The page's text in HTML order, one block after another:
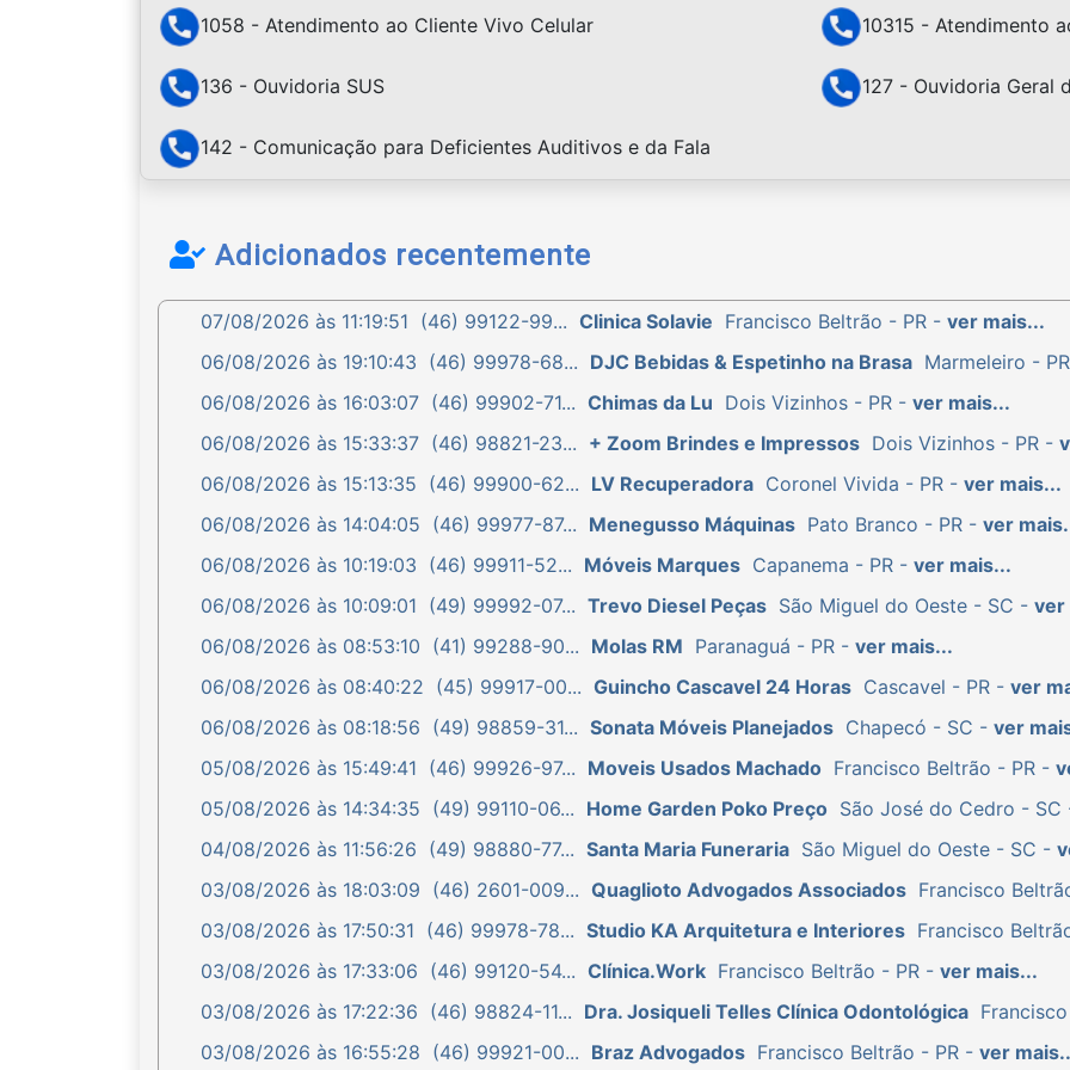
1058 - Atendimento ao Cliente Vivo Celular 10315 - Atendimento
136 - Ouvidoria SUS 127 - Ouvidoria Geral
142 - Comunicação para Deficientes Auditivos e da Fala
Adicionados recentemente
07/08/2026 às 11:19:51 (46) 99122-99... Clinica Solavie Francisco Beltrão - PR - ver mais...
06/08/2026 às 19:10:43 (46) 99978-68... DJC Bebidas & Espetinho na Brasa Marmeleiro -
06/08/2026 às 16:03:07 (46) 99902-71... Chimas da Lu Dois Vizinhos - PR - ver mais...
06/08/2026 às 15:33:37 (46) 98821-23... + Zoom Brindes e Impressos Dois Vizinhos - PR -
06/08/2026 às 15:13:35 (46) 99900-62... LV Recuperadora Coronel Vivida - PR - ver mais...
06/08/2026 às 14:04:05 (46) 99977-87... Menegusso Máquinas Pato Branco - PR - ver
06/08/2026 às 10:19:03 (46) 99911-52... Móveis Marques Capanema - PR - ver mais...
06/08/2026 às 10:09:01 (49) 99992-07... Trevo Diesel Peças São Miguel do Oeste - SC - ver
06/08/2026 às 08:53:10 (41) 99288-90... Molas RM Paranaguá - PR - ver mais...
06/08/2026 às 08:40:22 (45) 99917-00... Guincho Cascavel 24 Horas Cascavel - PR - ver
06/08/2026 às 08:18:56 (49) 98859-31... Sonata Móveis Planejados Chapecó - SC - ver
05/08/2026 às 15:49:41 (46) 99926-97... Moveis Usados Machado Francisco Beltrão - PR -
05/08/2026 às 14:34:35 (49) 99110-06... Home Garden Poko Preço São José do Cedro -
04/08/2026 às 11:56:26 (49) 98880-77... Santa Maria Funeraria São Miguel do Oeste - SC -
03/08/2026 às 18:03:09 (46) 2601-009... Quaglioto Advogados Associados Francisco
03/08/2026 às 17:50:31 (46) 99978-78... Studio KA Arquitetura e Interiores Francisco
03/08/2026 às 17:33:06 (46) 99120-54... Clínica.Work Francisco Beltrão - PR - ver mais...
03/08/2026 às 17:22:36 (46) 98824-11... Dra. Josiqueli Telles Clínica Odontológica
03/08/2026 às 16:55:28 (46) 99921-00... Braz Advogados Francisco Beltrão - PR - ver